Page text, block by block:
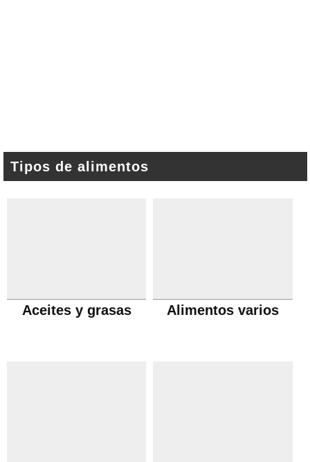
Tipos de alimentos
Aceites y grasas Alimentos varios